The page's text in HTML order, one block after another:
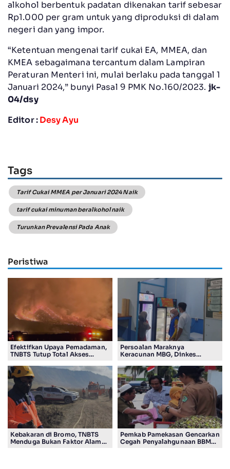
alkohol berbentuk padatan dikenakan tarif sebesar
Rp1.000 per gram untuk yang diproduksi di dalam
negeri dan yang impor.
“Ketentuan mengenai tarif cukai EA, MMEA, dan
KMEA sebagaimana tercantum dalam Lampiran
Peraturan Menteri ini, mulai berlaku pada tanggal 1
Januari 2024,” bunyi Pasal 9 PMK No.160/2023. jk-
04/dsy
Editor :Desy Ayu
Tags
Tarif Cukai MMEA per Januari 2024 Naik
tarif cukai minuman beralkohol naik
Turunkan Prevalensi Pada Anak
Peristiwa
Efektifkan Upaya Pemadaman,
TNBTS Tutup Total Akses
Bromo
Persoalan Maraknya
Keracunan MBG, Dinkes
Pelanggaran SOP
Kebakaran di Bromo, TNBTS
Menduga Bukan Faktor Alam
Pemkab Pamekasan Gencarkan
Cegah Penyalahgunaan BBM